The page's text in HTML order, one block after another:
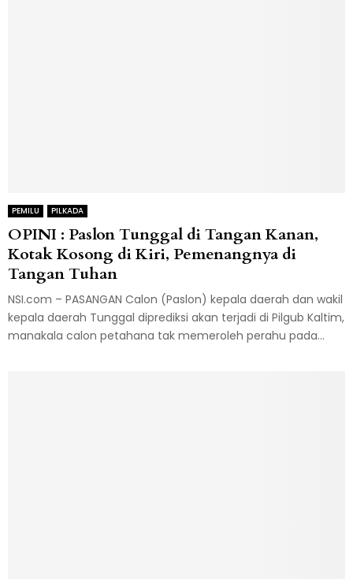
PEMILU PILKADA
OPINI : Paslon Tunggal di Tangan Kanan,
Kotak Kosong di Kiri, Pemenangnya di
Tangan Tuhan
NSI.com – PASANGAN Calon (Paslon) kepala daerah dan wakil
kepala daerah Tunggal diprediksi akan terjadi di Pilgub Kaltim,
manakala calon petahana tak memeroleh perahu pada...